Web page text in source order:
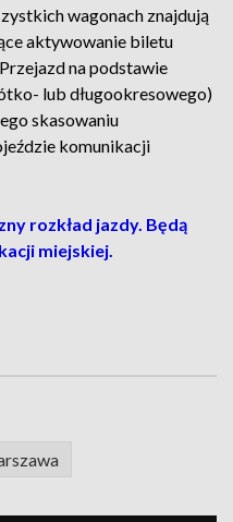
wagonach znajdują
aktywowanie biletu
na podstawie
lub długookresowego)
skasowaniu
komunikacji
rozkład jazdy. Będą
miejskiej.